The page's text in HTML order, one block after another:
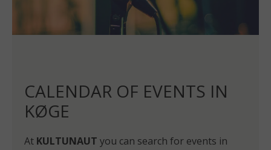
CALENDAR OF EVENTS IN
KØGE
At KULTUNAUT you can search for events in